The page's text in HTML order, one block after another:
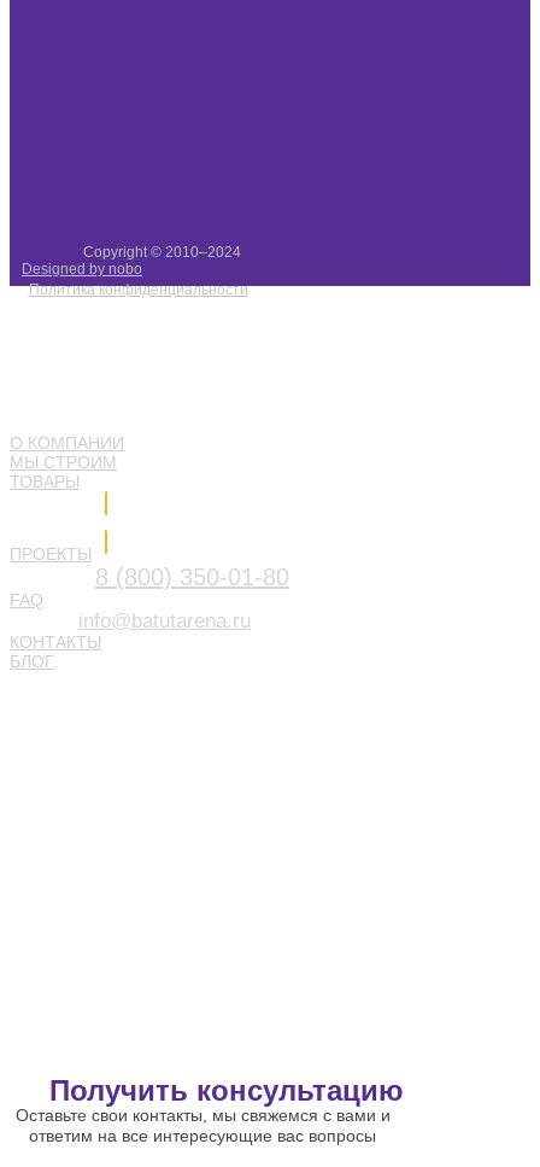
Получить консультацию
Оставьте свои контакты, мы свяжемся с вами и
ответим на все интересующие вас вопросы
О КОМПАНИИ
МЫ СТРОИМ
ТОВАРЫ
ПРОЕКТЫ
8 (800) 350-01-80
FAQ
info@batutarena.ru
КОНТАКТЫ
БЛОГ
Copyright © 2010–2024
Designed by nobo
Политика конфиденциальности